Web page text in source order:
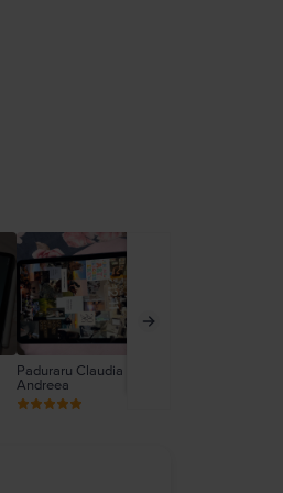
Paduraru Claudia
Andreea